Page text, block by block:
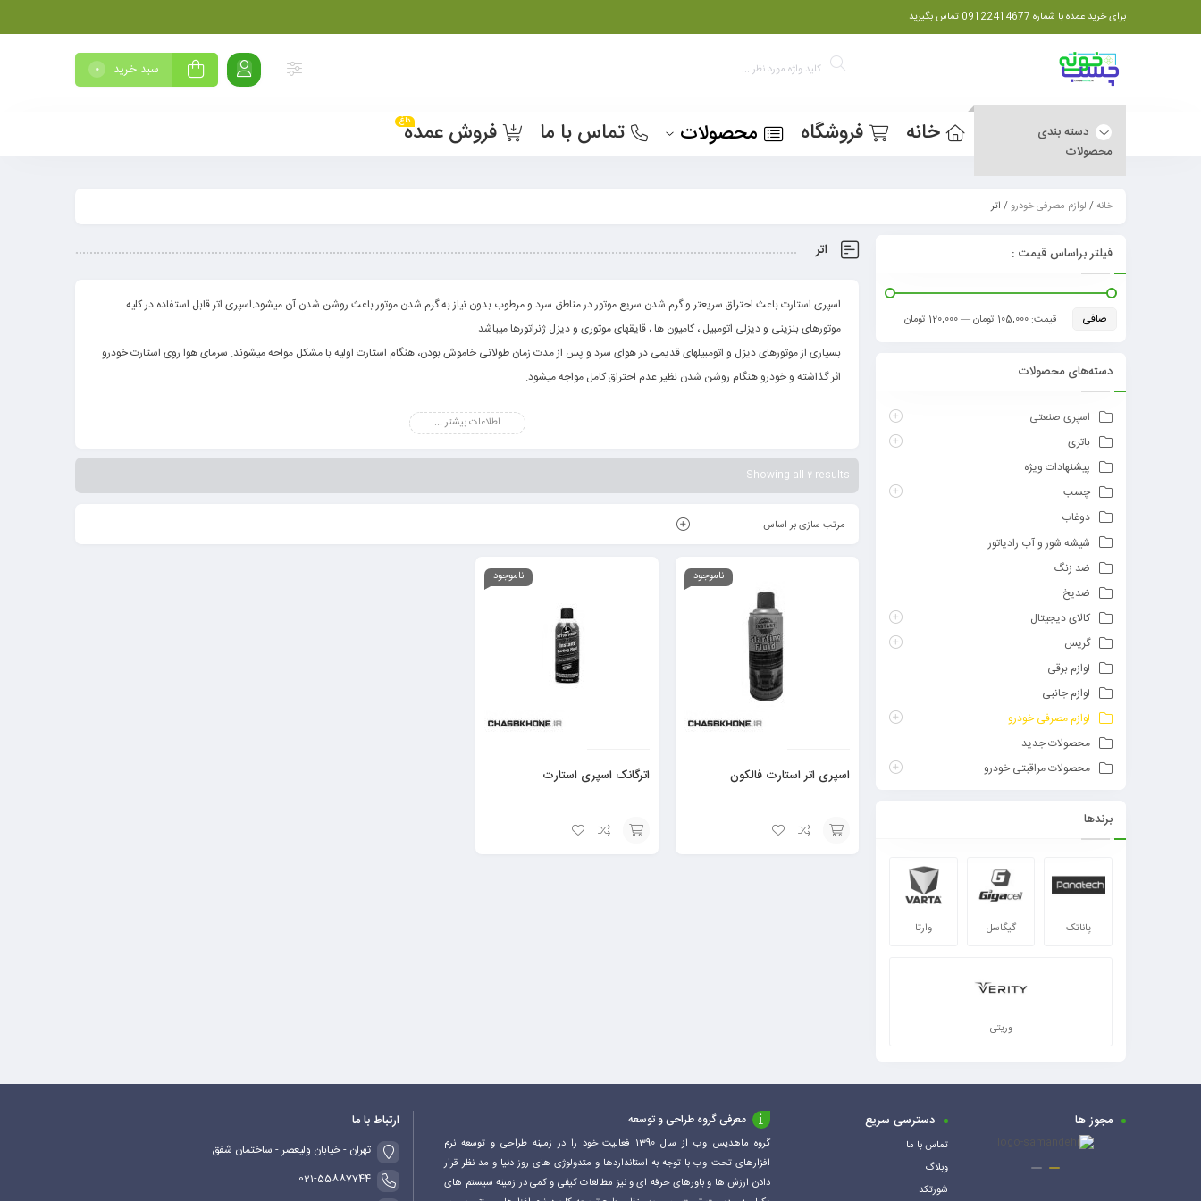
برای خرید عمده با شماره 09122414677 تماس بگیرید
سبد خرید 0
دسته بندی
محصولات
خانه فروشگاه محصولات تماس با ما فروش عمدهداغ
خانه/ لوازم مصرفی خودرو/ اتر
اتر
اسپری استارت باعث احتراق سریعتر و گرم شدن سریع موتور در مناطق سرد و مرطوب بدون نیاز به گرم شدن موتور باعث روشن شدن آن میشود.اسپری اتر قابل استفاده در کلیه
موتورهای بنزینی و دیزلی اتومبیل ، کامیون ها ، قایقهای موتوری و دیزل ژنراتورها میباشد.
بسیاری از موتورهای دیزل و اتومبیلهای قدیمی در هوای سرد و پس از مدت زمان طولانی خاموش بودن، هنگام استارت اولیه با مشکل مواحه میشوند. سرمای هوا روی استارت خودرو
اثر گذاشته و خودرو هنگام روشن شدن نظیر عدم احتراق کامل مواجه میشود.
اطلاعات بیشتر ...
Showing all 2 results
مرتب سازی بر اساس
ناموجود
اسپری اتر استارت فالکون
ناموجود
اترگانک اسپری استارت
فیلتر براساس قیمت :
صافی قيمت: 105,000 تومان —120,000 تومان
دسته‌های محصولات
اسپری صنعتی
باتری
پیشنهادات ویژه
چسب
دوغاب
شیشه شور و آب رادیاتور
ضد زنگ
ضدیخ
کالای دیجیتال
گریس
لوازم برقی
لوازم جانبی
لوازم مصرفی خودرو
محصولات جدید
محصولات مراقبتی خودرو
برندها
پاناتک گیگاسل وارتا
وریتی
مجوز ها دسترسی سریع
تماس با ما
وبلاگ
شورتکد
معرفی گروه طراحی و توسعه
گروه ماهدیس وب از سال 1390 فعالیت خود را در زمینه طراحی و توسعه نرم
افزارهای تحت وب با توجه به استانداردها و متدولوژی های روز دنیا و مد نظر قرار
دادن ارزش ها و باورهای حرفه ای و نیز مطالعات کیفی و کمی در زمینه سیستم های
ارتباط با ما
تهران - خیابان ولیعصر - ساختمان شفق
021-55887744